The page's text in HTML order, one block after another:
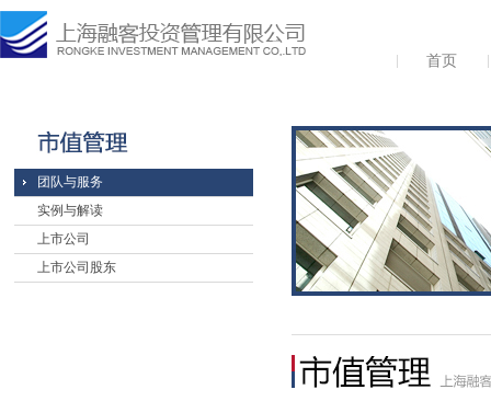
首页
团队与服务
实例与解读
上市公司
上市公司股东